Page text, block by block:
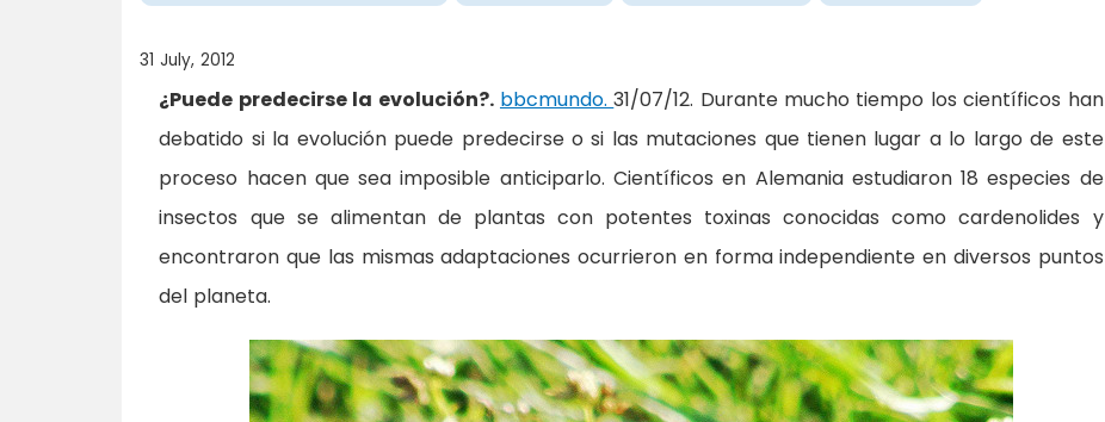
31 July, 2012
¿Puede predecirse la evolución?. bbcmundo.31/07/12. Durante mucho tiempo los científicos han
debatido si la evolución puede predecirse o si las mutaciones que tienen lugar a lo largo de este
proceso hacen que sea imposible anticiparlo. Científicos en Alemania estudiaron 18 especies de
insectos que se alimentan de plantas con potentes toxinas conocidas como cardenolides y
encontraron que las mismas adaptaciones ocurrieron en forma independiente en diversos puntos
del planeta.